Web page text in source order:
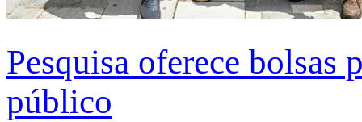
Pesquisa oferece bolsas
público